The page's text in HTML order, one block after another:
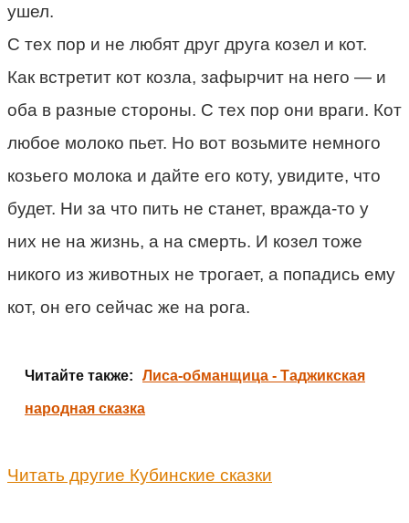
ушел.
С тех пор и не любят друг друга козел и кот.
Как встретит кот козла, зафырчит на него — и
оба в разные стороны. С тех пор они враги. Кот
любое молоко пьет. Но вот возьмите немного
козьего молока и дайте его коту, увидите, что
будет. Ни за что пить не станет, вражда-то у
них не на жизнь, а на смерть. И козел тоже
никого из животных не трогает, а попадись ему
кот, он его сейчас же на рога.
Читайте также: Лиса-обманщица - Таджикская
народная сказка
Читать другие Кубинские сказки